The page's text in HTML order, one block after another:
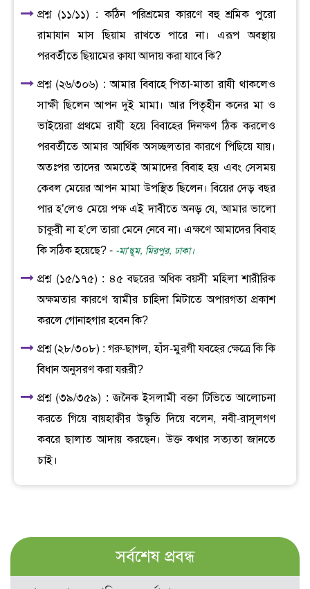
প্রশ্ন (১১/১১) : কঠিন পরিশ্রমের কারণে বহু শ্রমিক পুরো
রামাযান মাস ছিয়াম রাখতে পারে না। এরূপ অবস্থায়
পরবর্তীতে ছিয়ামের ক্বাযা আদায় করা যাবে কি?
প্রশ্ন (২৬/৩০৬) : আমার বিবাহে পিতা-মাতা রাযী থাকলেও
সাক্ষী ছিলেন আপন দুই মামা। আর পিতৃহীন কনের মা ও
ভাইয়েরা প্রথমে রাযী হয়ে বিবাহের দিনক্ষণ ঠিক করলেও
পরবর্তীতে আমার আর্থিক অসচ্ছলতার কারণে পিছিয়ে যায়।
অতঃপর তাদের অমতেই আমাদের বিবাহ হয় এবং সেসময়
কেবল মেয়ের আপন মামা উপস্থিত ছিলেন। বিয়ের দেড় বছর
পার হ’লেও মেয়ে পক্ষ এই দাবীতে অনড় যে, আমার ভালো
চাকুরী না হ’লে তারা মেনে নেবে না। এক্ষণে আমাদের বিবাহ
কি সঠিক হয়েছে? - -মা‘ছূম, মিরপুর, ঢাকা।
প্রশ্ন (১৫/১৭৫) : ৪৫ বছরের অধিক বয়সী মহিলা শারীরিক
অক্ষমতার কারণে স্বামীর চাহিদা মিটাতে অপারগতা প্রকাশ
করলে গোনাহগার হবেন কি?
প্রশ্ন (২৮/৩০৮) : গরু-ছাগল, হাঁস-মুরগী যবহের ক্ষেত্রে কি কি
বিধান অনুসরণ করা যরূরী?
প্রশ্ন (৩৯/৩৫৯) : জনৈক ইসলামী বক্তা টিভিতে আলোচনা
করতে গিয়ে বায়হাক্বীর উদ্ধৃতি দিয়ে বলেন, নবী-রাসূলগণ
কবরে ছালাত আদায় করছেন। উক্ত কথার সত্যতা জানতে
চাই।
সর্বশেষ প্রবন্ধ